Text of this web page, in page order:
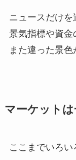
ニュースだけを
景気指標や資金
また違った景色
マーケット
ここまでいろい